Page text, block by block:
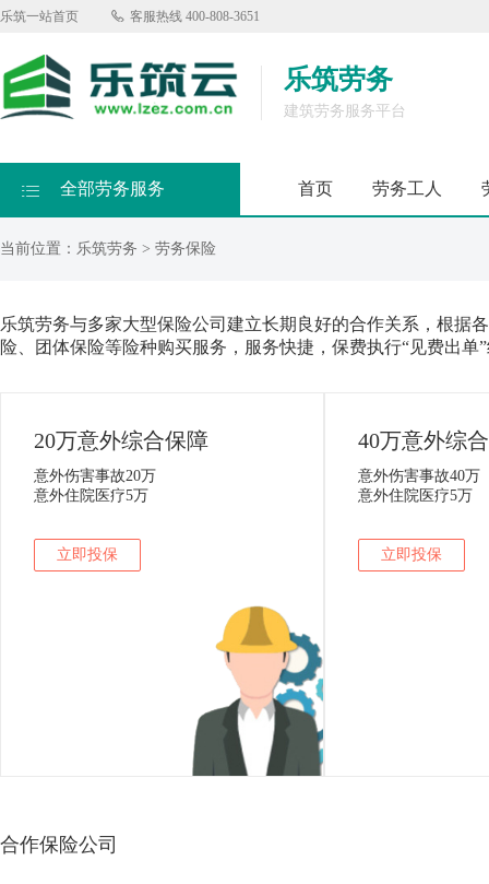
乐筑一站首页  客服热线 400-808-3651
乐筑劳务
建筑劳务服务平台
 全部劳务服务 首页 劳务工人
当前位置： 乐筑劳务 > 劳务保险
乐筑劳务与多家大型保险公司建立长期良好的合作关系，根据
险、团体保险等险种购买服务，服务快捷，保费执行“见费出
20万意外综合保障
意外伤害事故20万
意外住院医疗5万
立即投保
40万意外综
意外伤害事故40万
意外住院医疗5万
立即投保
合作保险公司